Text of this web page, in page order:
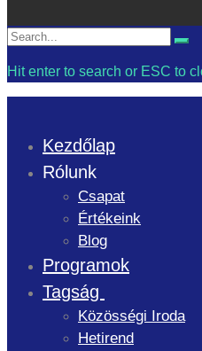
Search
Hit enter to search or ESC to
Kezdőlap
Rólunk
Csapat
Értékeink
Blog
Programok
Tagság
Közösségi Iroda
Hetirend